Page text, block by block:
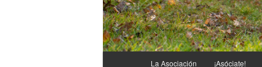
La Asociación ¡Asóciate!